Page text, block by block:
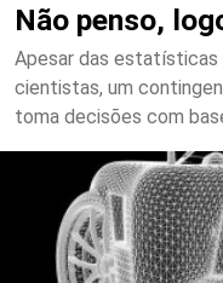
Não penso,
Apesar das estatísticas
cientistas, um
toma decisões com